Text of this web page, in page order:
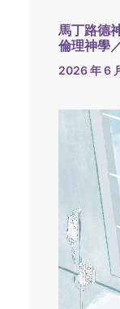
馬丁路德
倫理神學
2026 年 6